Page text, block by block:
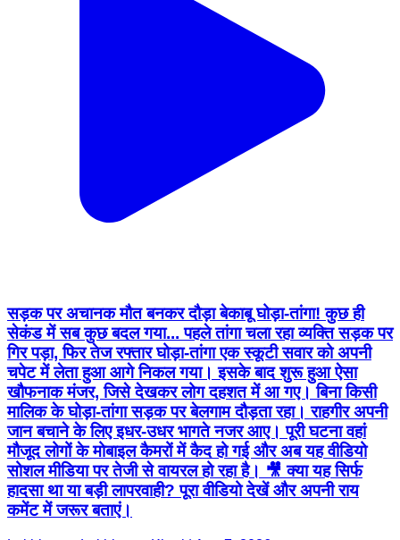
सड़क पर अचानक मौत बनकर दौड़ा बेकाबू घोड़ा-तांगा! कुछ ही
सेकंड में सब कुछ बदल गया... पहले तांगा चला रहा व्यक्ति सड़क पर
गिर पड़ा, फिर तेज रफ्तार घोड़ा-तांगा एक स्कूटी सवार को अपनी
चपेट में लेता हुआ आगे निकल गया। इसके बाद शुरू हुआ ऐसा
खौफनाक मंजर, जिसे देखकर लोग दहशत में आ गए। बिना किसी
मालिक के घोड़ा-तांगा सड़क पर बेलगाम दौड़ता रहा। राहगीर अपनी
जान बचाने के लिए इधर-उधर भागते नजर आए। पूरी घटना वहां
मौजूद लोगों के मोबाइल कैमरों में कैद हो गई और अब यह वीडियो
सोशल मीडिया पर तेजी से वायरल हो रहा है। 🎥 क्या यह सिर्फ
हादसा था या बड़ी लापरवाही? पूरा वीडियो देखें और अपनी राय
कमेंट में जरूर बताएं।